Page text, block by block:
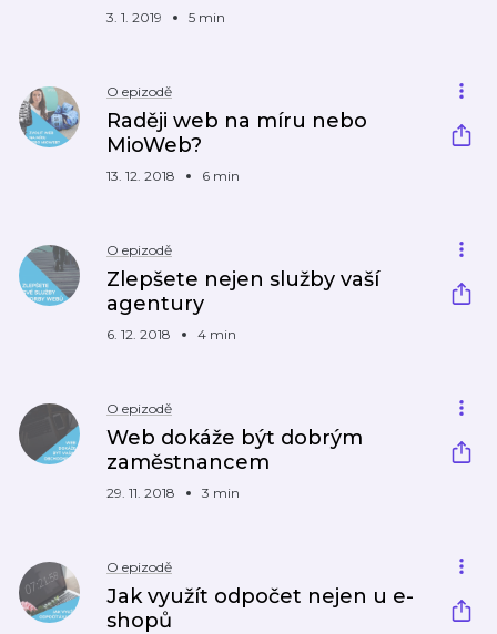
3. 1. 2019 5 min
O epizodě
Raději web na míru nebo
MioWeb?
13. 12. 2018 6 min
O epizodě
Zlepšete nejen služby vaší
agentury
6. 12. 2018 4 min
O epizodě
Web dokáže být dobrým
zaměstnancem
29. 11. 2018 3 min
O epizodě
Jak využít odpočet nejen u e-
shopů